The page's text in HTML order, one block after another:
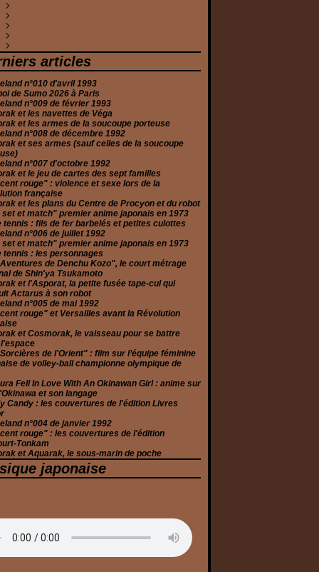
(2)
(2)
(2)
(2)
(1)
(4)
(1)
(3)
(5)
(6)
(1)
(2)
(5)
(2)
(2)
(1)
(3)
(4)
(1)
(2)
(2)
(2)
(4)
(2)
(1)
(3)
(1)
(2)
(2)
(2)
(2)
(2)
(3)
(2)
(2)
(2)
(2)
(2)
(2)
(3)
(2)
(2)
(2)
(3)
(3)
(4)
(6)
(4)
(11)
articles
n°010 d'avril 1993
de Sumo 2026 à Paris
n°009 de février 1993
et les navettes de Véga
et les armes de la soucoupe porteuse
n°008 de décembre 1992
et ses armes (sauf celles de la soucoupe
n°007 d'octobre 1992
et le jeu de cartes des sept familles
rouge" : violence et sexe lors de la
française
et les plans du Centre de Procyon et du robot
set et match" premier anime japonais en 1973
tennis : fils de fer barbelés et petites culottes
n°006 de juillet 1992
set et match" premier anime japonais en 1973
tennis : les personnages
de Denchu Kozo", le court métrage
de Shin'ya Tsukamoto
et l'Asporat, la petite fusée tape-cul qui
Actarus à son robot
n°005 de mai 1992
rouge" et Versailles avant la Révolution
et Cosmorak, le vaisseau pour se battre
de l'Orient" : film sur l’équipe féminine
de volley-ball championne olympique de
Fell In Love With An Okinawan Girl : anime sur
et son langage
Candy : les couvertures de l'édition Livres
n°004 de janvier 1992
rouge" : les couvertures de l'édition
Tonkam
et Aquarak, le sous-marin de poche
japonaise